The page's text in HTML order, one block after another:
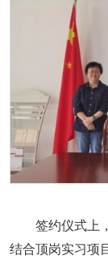
签约仪式上
结合顶岗实习项